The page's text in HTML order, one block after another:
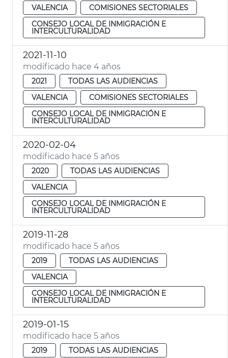
VALENCIA
COMISIONES SECTORIALES
CONSEJO LOCAL DE INMIGRACIÓN E
INTERCULTURALIDAD
2021-11-10
modificado hace 4 años
2021
TODAS LAS AUDIENCIAS
VALENCIA
COMISIONES SECTORIALES
CONSEJO LOCAL DE INMIGRACIÓN E
INTERCULTURALIDAD
2020-02-04
modificado hace 5 años
2020
TODAS LAS AUDIENCIAS
VALENCIA
CONSEJO LOCAL DE INMIGRACIÓN E
INTERCULTURALIDAD
2019-11-28
modificado hace 5 años
2019
TODAS LAS AUDIENCIAS
VALENCIA
CONSEJO LOCAL DE INMIGRACIÓN E
INTERCULTURALIDAD
2019-01-15
modificado hace 5 años
2019
TODAS LAS AUDIENCIAS